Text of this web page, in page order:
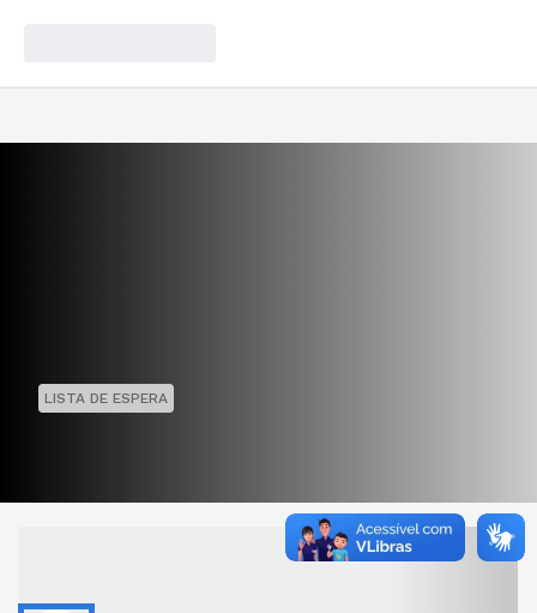
LISTA DE ESPERA